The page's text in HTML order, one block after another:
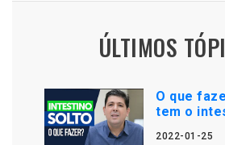
ÚLTIMOS
O que
tem o
2022-01-25